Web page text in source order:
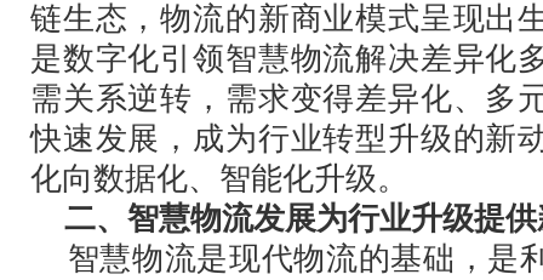
链生态，物流的新商业模式呈现出
是数字化引领智慧物流解决差异化
需关系逆转，需求变得差异化、多
快速发展，成为行业转型升级的新
化向数据化、智能化升级。
二、智慧物流发展为行业升级提供
智慧物流是现代物流的基础，是